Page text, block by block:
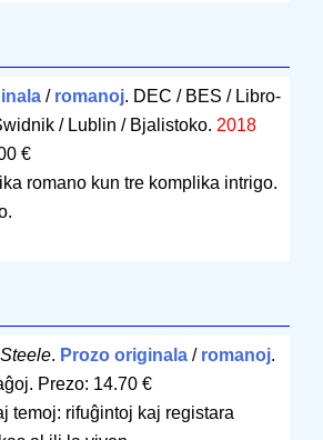
/ romanoj. DEC / BES / Libro-
/ Lublin / Bjalistoko. 2018
€
romano kun tre komplika intrigo.
. Prozo originala/ romanoj.
. Prezo: 14.70 €
temoj: rifuĝintoj kaj registara